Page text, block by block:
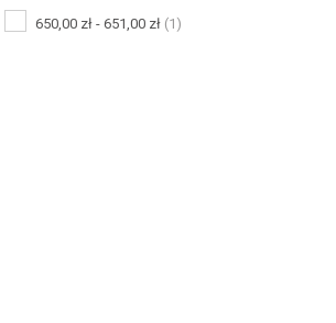
650,00 zł - 651,00 zł (1)